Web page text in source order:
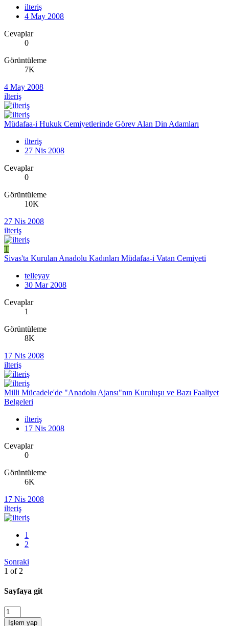
ilteriş
4 May 2008
Cevaplar
0
Görüntüleme
7K
4 May 2008
ilteriş
Müdafaa-i Hukuk Cemiyetlerinde Görev Alan Din Adamları
ilteriş
27 Nis 2008
Cevaplar
0
Görüntüleme
10K
27 Nis 2008
ilteriş
T
Sivas'ta Kurulan Anadolu Kadınları Müdafaa-i Vatan Cemiyeti
telleyay
30 Mar 2008
Cevaplar
1
Görüntüleme
8K
17 Nis 2008
ilteriş
Milli Mücadele'de "Anadolu Ajansı"nın Kuruluşu ve Bazı Faaliyet
Belgeleri
ilteriş
17 Nis 2008
Cevaplar
0
Görüntüleme
6K
17 Nis 2008
ilteriş
1
2
Sonraki
1 of 2
Sayfaya git
İşlem yap